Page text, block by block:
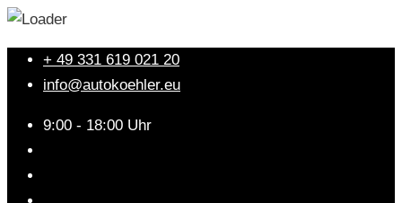
+ 49 331 619 021 20
info@autokoehler.eu
9:00 - 18:00 Uhr